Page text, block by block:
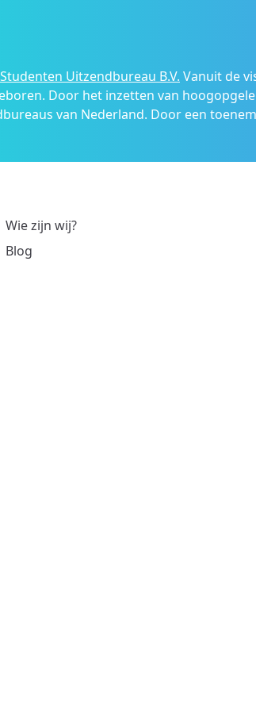
Uitzendbureau B.V. Vanuit de
Door het inzetten van
van Nederland. Door een
Wie zijn wij?
Blog